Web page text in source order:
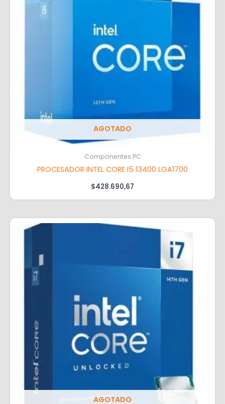
AGOTADO
Componentes PC
PROCESADOR INTEL CORE I5 13400 LGA1700
$428.690,67
AGOTADO